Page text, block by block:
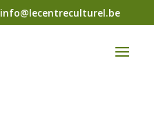
info@lecentreculturel.be